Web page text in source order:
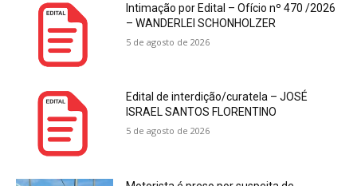
Intimação por Edital – Ofício nº 470 /2026
– WANDERLEI SCHONHOLZER
5 de agosto de 2026
Edital de interdição/curatela – JOSÉ
ISRAEL SANTOS FLORENTINO
5 de agosto de 2026